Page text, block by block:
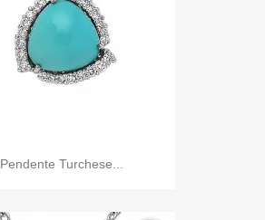
Pendente Turchese...